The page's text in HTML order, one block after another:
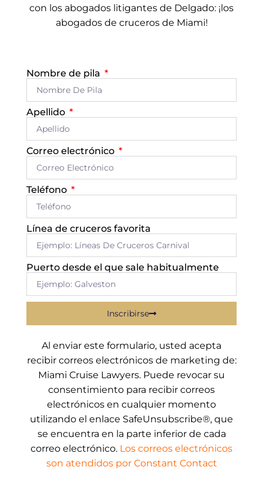
con los abogados litigantes de Delgado: ¡los
abogados de cruceros de Miami!
Nombre de pila
Apellido
Correo electrónico
Teléfono
Línea de cruceros favorita
Puerto desde el que sale habitualmente
Inscribirse
Al enviar este formulario, usted acepta
recibir correos electrónicos de marketing de:
Miami Cruise Lawyers. Puede revocar su
consentimiento para recibir correos
electrónicos en cualquier momento
utilizando el enlace SafeUnsubscribe®, que
se encuentra en la parte inferior de cada
correo electrónico. Los correos electrónicos
son atendidos por Constant Contact